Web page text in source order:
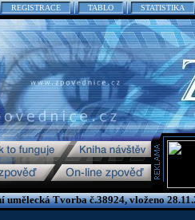
REGISTRACE TABLO STATISTIKA
umělecká Tvorba č.38924, vloženo